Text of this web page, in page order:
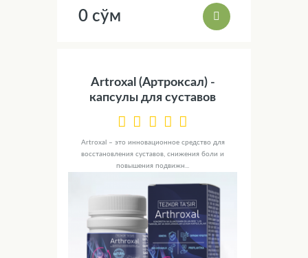
0 сўм
Artroxal (Артроксал) -
капсулы для суставов
Artroxal – это инновационное средство для
восстановления суставов, снижения боли и
повышения подвижн...